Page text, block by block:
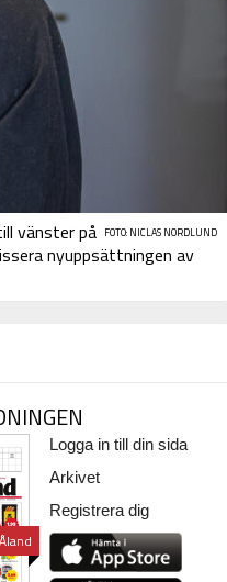
FOTO: NICLAS NORDLUND
vänster på
nyuppsättningen av
Logga in till din sida
Arkivet
Registrera dig